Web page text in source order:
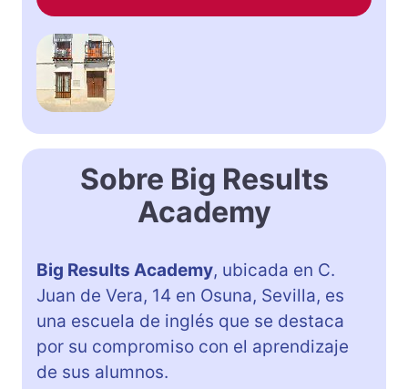
Sobre Big Results
Academy
Big Results Academy, ubicada en C.
Juan de Vera, 14 en Osuna, Sevilla, es
una escuela de inglés que se destaca
por su compromiso con el aprendizaje
de sus alumnos.